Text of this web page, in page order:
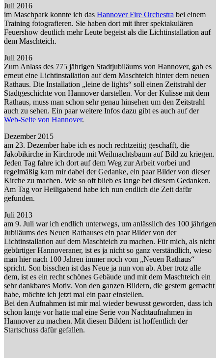
Juli 2016
im Maschpark konnte ich das Hannover Fire Orchestra bei einem
Training fotografieren. Sie haben dort mit ihrer spektakulären
Feuershow deutlich mehr Leute begeist als die Lichtinstallation auf
dem Maschteich.
Juli 2016
Zum Anlass des 775 jährigen Stadtjubiläums von Hannover, gab es
erneut eine Lichtinstallation auf dem Maschteich hinter dem neuen
Rathaus. Die Installation „leine de lights“ soll einen Zeitstrahl der
Stadtgeschichte von Hannover darstellen. Vor der Kulisse mit dem
Rathaus, muss man schon sehr genau hinsehen um den Zeitstrahl
auch zu sehen. Ein paar weitere Infos dazu gibt es auch auf der
Web-Seite von Hannover.
Dezember 2015
am 23. Dezember habe ich es noch rechtzeitig geschafft, die
Jakobikirche in Kirchrode mit Weihnachtsbaum auf Bild zu kriegen.
Jeden Tag fahre ich dort auf dem Weg zur Arbeit vorbei und
regelmäßig kam mir dabei der Gedanke, ein paar Bilder von dieser
Kirche zu machen. Wie so oft blieb es lange bei diesem Gedanken.
Am Tag vor Heiligabend habe ich nun endlich die Zeit dafür
gefunden.
Juli 2013
am 9. Juli war ich endlich unterwegs, um anlässlich des 100 jährigen
Jubiläums des Neuen Rathauses ein paar Bilder von der
Lichtinstallation auf dem Maschteich zu machen. Für mich, als nicht
gebürtiger Hannoveraner, ist es ja nicht so ganz verständlich, wieso
man hier nach 100 Jahren immer noch vom „Neuen Rathaus“
spricht. Son bisschen ist das Neue ja nun von ab. Aber trotz alle
dem, ist es ein recht schönes Gebäude und mit dem Maschteich ein
sehr dankbares Motiv. Von den ganzen Bildern, die gestern gemacht
habe, möchte ich jetzt mal ein paar einstellen.
Bei den Aufnahmen ist mir mal wieder bewusst geworden, dass ich
schon lange vor hatte mal eine Serie von Nachtaufnahmen in
Hannover zu machen. Mit diesen Bildern ist hoffentlich der
Startschuss dafür gefallen.